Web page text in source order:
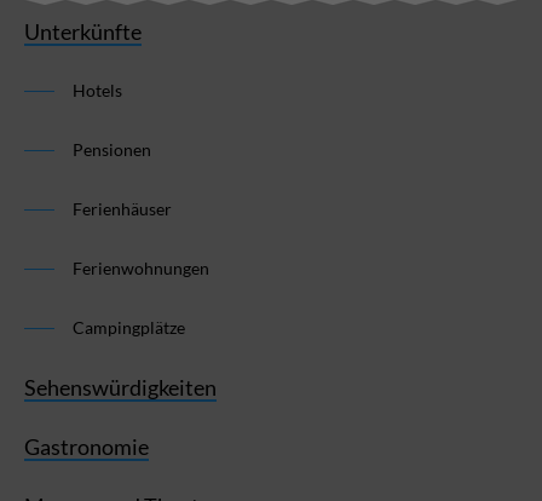
Unterkünfte
Hotels
Pensionen
Ferienhäuser
Ferienwohnungen
Campingplätze
Sehenswürdigkeiten
Gastronomie